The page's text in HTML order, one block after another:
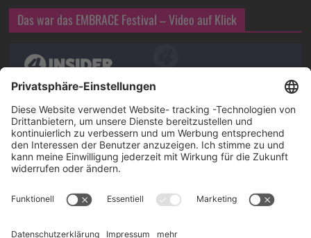
Das war das EMBRACE Festival – Video auf Klick